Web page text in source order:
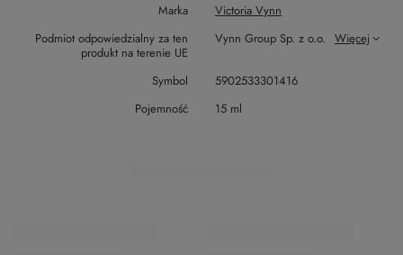
Marka
Victoria Vynn
Podmiot odpowiedzialny za ten
produkt na terenie UE
Vynn Group Sp. z o.o. Więcej
Symbol
5902533301416
Pojemność
15 ml